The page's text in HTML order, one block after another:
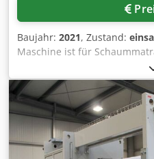
Baujahr: 2021, Zustand:
Maschine ist für
verarbeitenden Kerne
oder Trikotmaterial umhüllt
100-780x100-200mm,
Anschlussleistung: 1,5kW,
Betriebsstundenstand: 10h,
Rollenbahntisch. Eine
Csdpfjzbb Siox Af Derf